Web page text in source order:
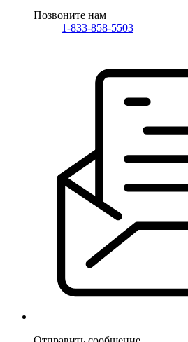
Позвоните нам
1-833-858-5503